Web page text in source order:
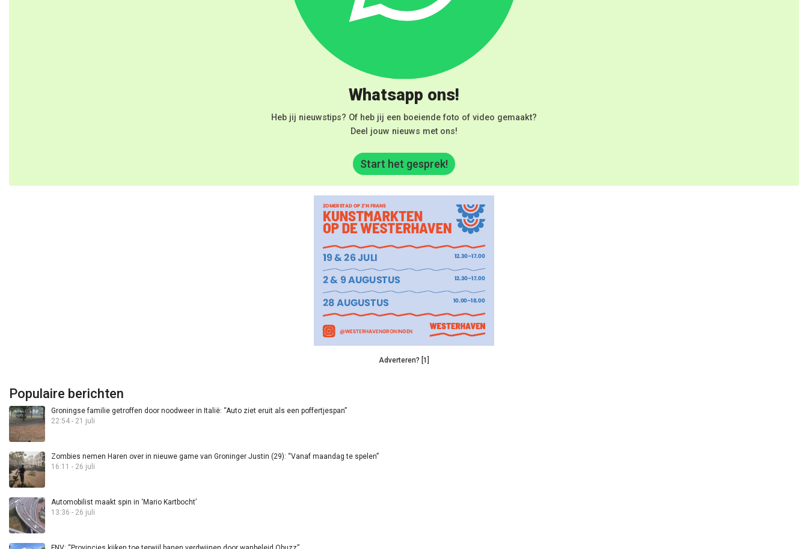
Whatsapp ons!
Heb jij nieuwstips? Of heb jij een boeiende foto of video gemaakt?
Deel jouw nieuws met ons!
Start het gesprek!
Adverteren? [1]
Populaire berichten
Groningse familie getroffen door noodweer in Italië: “Auto ziet eruit als een poffertjespan”
22:54 - 21 juli
Zombies nemen Haren over in nieuwe game van Groninger Justin (29): “Vanaf maandag te spelen”
16:11 - 26 juli
Automobilist maakt spin in ‘Mario Kartbocht’
13:36 - 26 juli